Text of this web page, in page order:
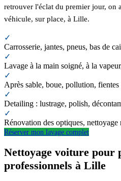
retrouver l'éclat du premier jour, on
véhicule, sur place, à Lille.
✓
Carrosserie, jantes, pneus, bas de
✓
Lavage à la main soigné, à la
✓
Après sable, boue, pollution, fientes
✓
Detailing : lustrage, polish,
✓
Rénovation des optiques, nettoyage
Réserver mon lavage complet
Nettoyage voiture pour
professionnels à Lille